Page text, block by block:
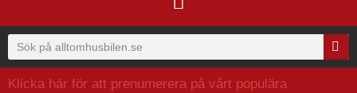
Klicka här för att prenumerera på vårt populära